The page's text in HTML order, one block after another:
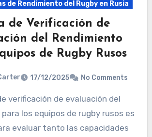
de Rendimiento del Rugby en Rusia
de Verificación de
del Rendimiento
de Rugby Rusos
17/12/2025 No Comments
los equipos de rugby rusos es
evaluar tanto las capacidades